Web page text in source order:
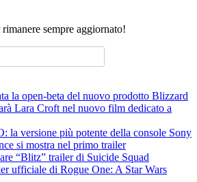
sempre aggiornato!
la open-beta del nuovo prodotto Blizzard
Lara Croft nel nuovo film dedicato a
la versione più potente della console Sony
si mostra nel primo trailer
“Blitz” trailer di Suicide Squad
ufficiale di Rogue One: A Star Wars